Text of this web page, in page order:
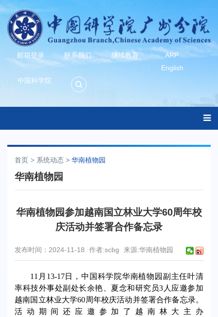
邮箱登录 联系我们 继续教育
ARP
English
中国科学院
首页 系统动态 > 华南植物园
华南植物园
华南植物园参加越南国立林业大学60周年校
庆活动并签署合作备忘录
发布时间：2024-11-18 作者:scbg 来源:华南植物园
11月13-17日，中国科学院华南植物园副主任叶清
率科技外事处副处长余艳、夏念和研究员3人应邀参加
越南国立林业大学60周年校庆活动并签署合作备忘录。
活动期间还应邀参加了越南林大主办